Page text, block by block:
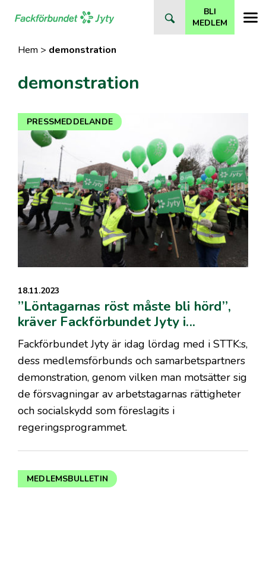
BLI
MEDLEM
Hem > demonstration
demonstration
PRESSMEDDELANDE
18.11.2023
”Löntagarnas röst måste bli hörd”,
kräver Fackförbundet Jyty i...
Fackförbundet Jyty är idag lördag med i STTK:s,
dess medlemsförbunds och samarbetspartners
demonstration, genom vilken man motsätter sig
de försvagningar av arbetstagarnas rättigheter
och socialskydd som föreslagits i
regeringsprogrammet.
MEDLEMSBULLETIN